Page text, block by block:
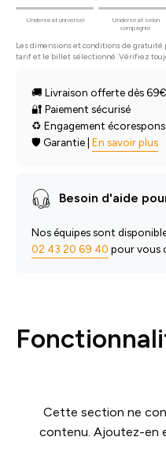
Underseat universel
Underseat selon
compagnie
Les dimensions et conditions de
tarif et le billet sélectionné. Vérifiez
🚚 Livraison offerte dès
🔐 Paiement sécurisé
♻️ Engagement
🛡️ Garantie | En savoir plus
Besoin d'aide
Nos équipes sont
02 43 20 69 40 pour vous
Cette section ne
contenu. Ajoutez-en